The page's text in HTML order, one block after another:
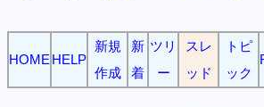
HOME HELP
新規
作成
新
着
ツリ
ー
スレ
ッド
トピ
ック